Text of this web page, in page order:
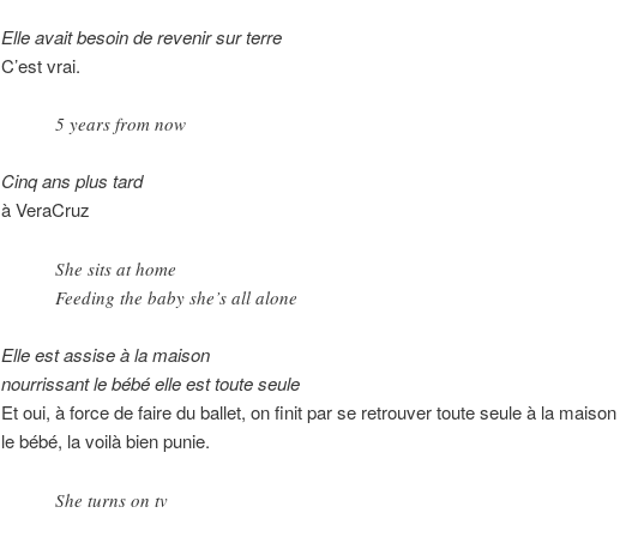
Elle avait besoin de revenir sur terre
C’est vrai.
5 years from now
Cinq ans plus tard
à VeraCruz
She sits at home
Feeding the baby she’s all alone
Elle est assise à la maison
nourrissant le bébé elle est toute seule
Et oui, à force de faire du ballet, on finit par se retrouver toute seule à la
le bébé, la voilà bien punie.
She turns on tv